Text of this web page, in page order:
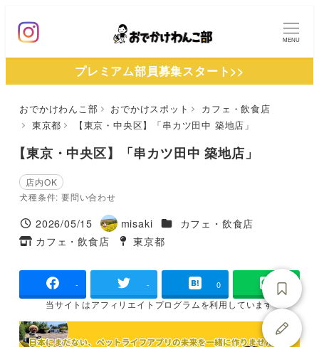
ン
MENU
プレミアム部員募集スタート>>
おでかけわんこ部 おでかけスポット
カフェ・飲食店
東京都
【東京・中央区】「串カツ田中 築地店」
【東京・中央区】「串カツ田中 築地店」
店内OK
犬種条件: 要問い合わせ
投稿日
2026/05/15
著
者
misaki 施設ジャンル
カフェ・飲食店
タグ
カフェ・飲食店
タグ
東京都
- - 0
当サイトはアフィリエイトプログラムを利用しています